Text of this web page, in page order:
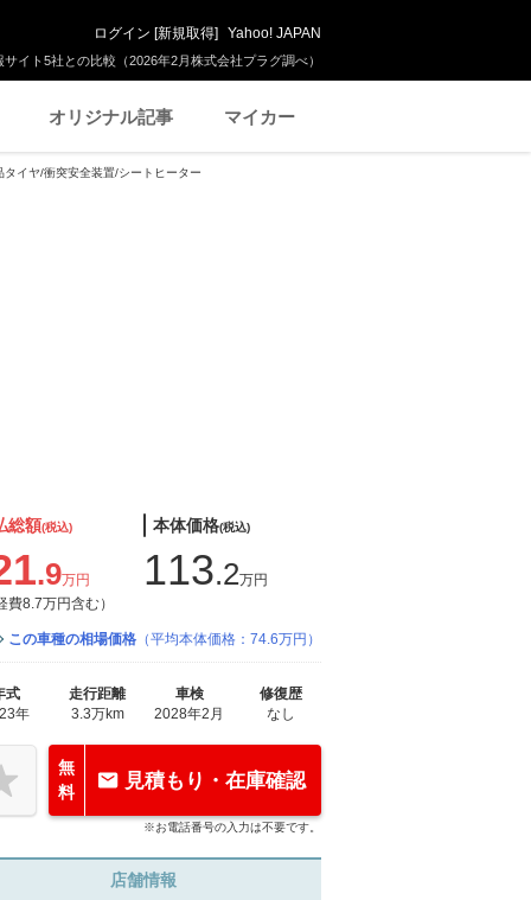
イト5社との比較（2026年2月株式会社プラグ調べ）
ログイン [新規取得] Yahoo! JAPAN
オリジナル記事 マイカー
イヤ/衝突安全装置/シートヒーター
総額(税込)
.9万円
費8.7万円含む）
本体価格(税込)
113.2万円
この車種の相場価格 （平均本体価格：74.6万円）
式
年
走行距離
3.3万km
車検
2028年2月
修復歴
なし
無
料
見積もり・在庫確認
※お電話番号の入力は不要です。
店舗情報